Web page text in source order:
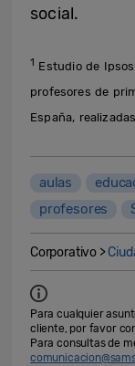
social.
1 Estudio de
profesores de
España,
aulas
profesores
Corporativo >
Para cualquier
cliente, por favor
Para consultas de